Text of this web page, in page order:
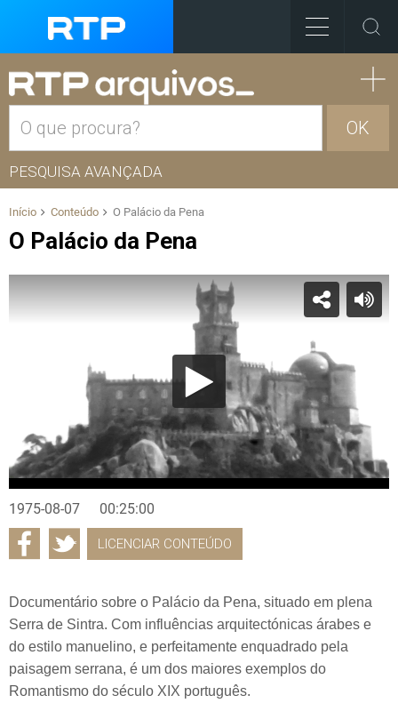
OK
PESQUISA AVANÇADA
Início Conteúdo O Palácio da Pena
O Palácio da Pena
1975-08-07 00:25:00
LICENCIAR CONTEÚDO
Documentário sobre o Palácio da Pena, situado em plena
Serra de Sintra. Com influências arquitectónicas árabes e
do estilo manuelino, e perfeitamente enquadrado pela
paisagem serrana, é um dos maiores exemplos do
Romantismo do século XIX português.